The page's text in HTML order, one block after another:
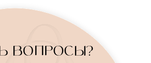
ВОПРОСЫ?